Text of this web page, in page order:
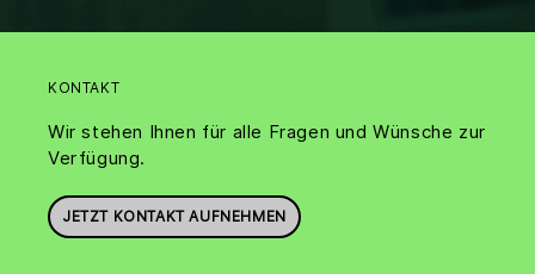
KONTAKT
Wir stehen Ihnen für alle Fragen und Wünsche zur
Verfügung.
JETZT KONTAKT AUFNEHMEN